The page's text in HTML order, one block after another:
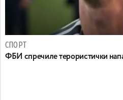
СПОРТ
ФБИ спречиле терористички